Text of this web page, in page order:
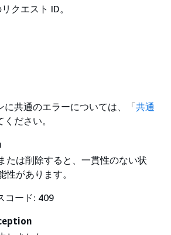
クエスト ID。
に共通のエラーについては、「共通
ださい。
たは削除すると、一貫性のない状
があります。
コード: 409